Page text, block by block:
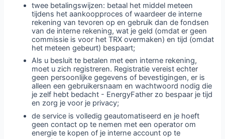
twee betalingswijzen: betaal het middel meteen
tijdens het aankoopproces of waardeer de interne
rekening van tevoren op en gebruik dan de fondsen
van de interne rekening, wat je geld (omdat er geen
commissie is voor het TRX overmaken) en tijd (omdat
het meteen gebeurt) bespaart;
Als u besluit te betalen met een interne rekening,
moet u zich registreren. Registratie vereist echter
geen persoonlijke gegevens of bevestigingen, er is
alleen een gebruikersnaam en wachtwoord nodig die
je zelf hebt bedacht - EnergyFather zo bespaar je tijd
en zorg je voor je privacy;
de service is volledig geautomatiseerd en je hoeft
geen contact op te nemen met een operator om
energie te kopen of je interne account op te